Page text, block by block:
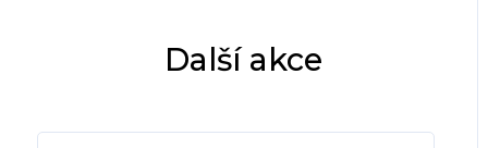
Další akce